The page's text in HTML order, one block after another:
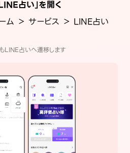
占い」を開く
ム ＞ サービス ＞ LINE占い
LINE占いへ遷移します